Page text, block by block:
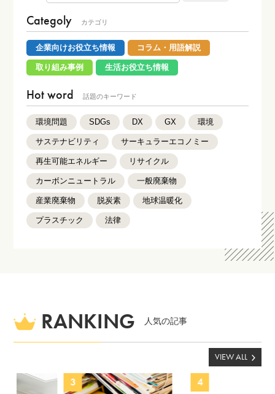
Categoly カテゴリ
企業向けお役立ち情報 コラム・用語解説
取り組み事例 生活お役立ち情報
Hot word 話題のキーワード
環境問題 SDGs DX GX 環境
サステナビリティ サーキュラーエコノミー
再生可能エネルギー リサイクル
カーボンニュートラル 一般廃棄物
産業廃棄物 脱炭素 地球温暖化
プラスチック 法律
RANKING 人気の記事
VIEW ALL